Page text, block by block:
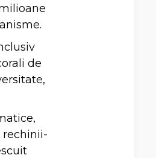
de
rechinii-